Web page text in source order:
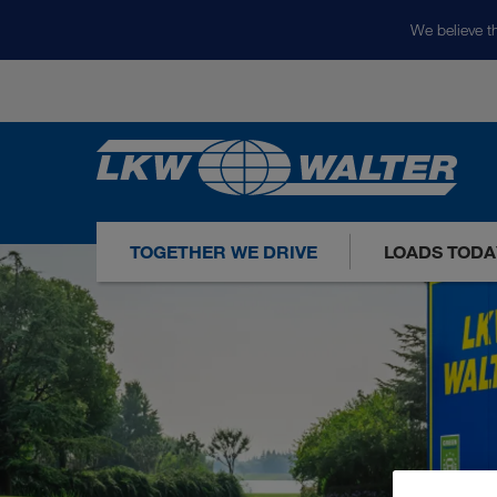
We believe
TOGETHER WE DRIVE LOADS